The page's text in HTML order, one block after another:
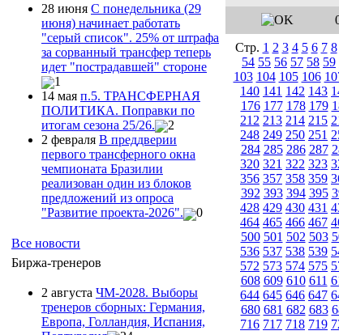
28 июня С понедельника (29
июня) начинает работать
"серый список". 25% от штрафа
за сорванный трансфер теперь
идет "пострадавшей" стороне
1
14 мая п.5. ТРАНСФЕРНАЯ
ПОЛИТИКА. Поправки по
итогам сезона 25/26.
2
2 февраля В преддверии
первого трансферного окна
чемпионата Бразилии
реализован один из блоков
предложений из опроса
"Развитие проекта-2026".
0
Все новости
Биржа-тренеров
2 августа ЧМ-2028. Выборы
тренеров сборных: Германия,
Европа, Голландия, Испания,
Стр. 1 2 3 4 5 6 7 8
54 55 56 57 58 59
103 104 105 106
140 141 142 143
176 177 178 179
212 213 214 215
248 249 250 251
284 285 286 287
320 321 322 323
356 357 358 359
392 393 394 395
428 429 430 431
464 465 466 467
500 501 502 503
536 537 538 539
572 573 574 575
608 609 610 611
644 645 646 647
680 681 682 683
716 717 718 719